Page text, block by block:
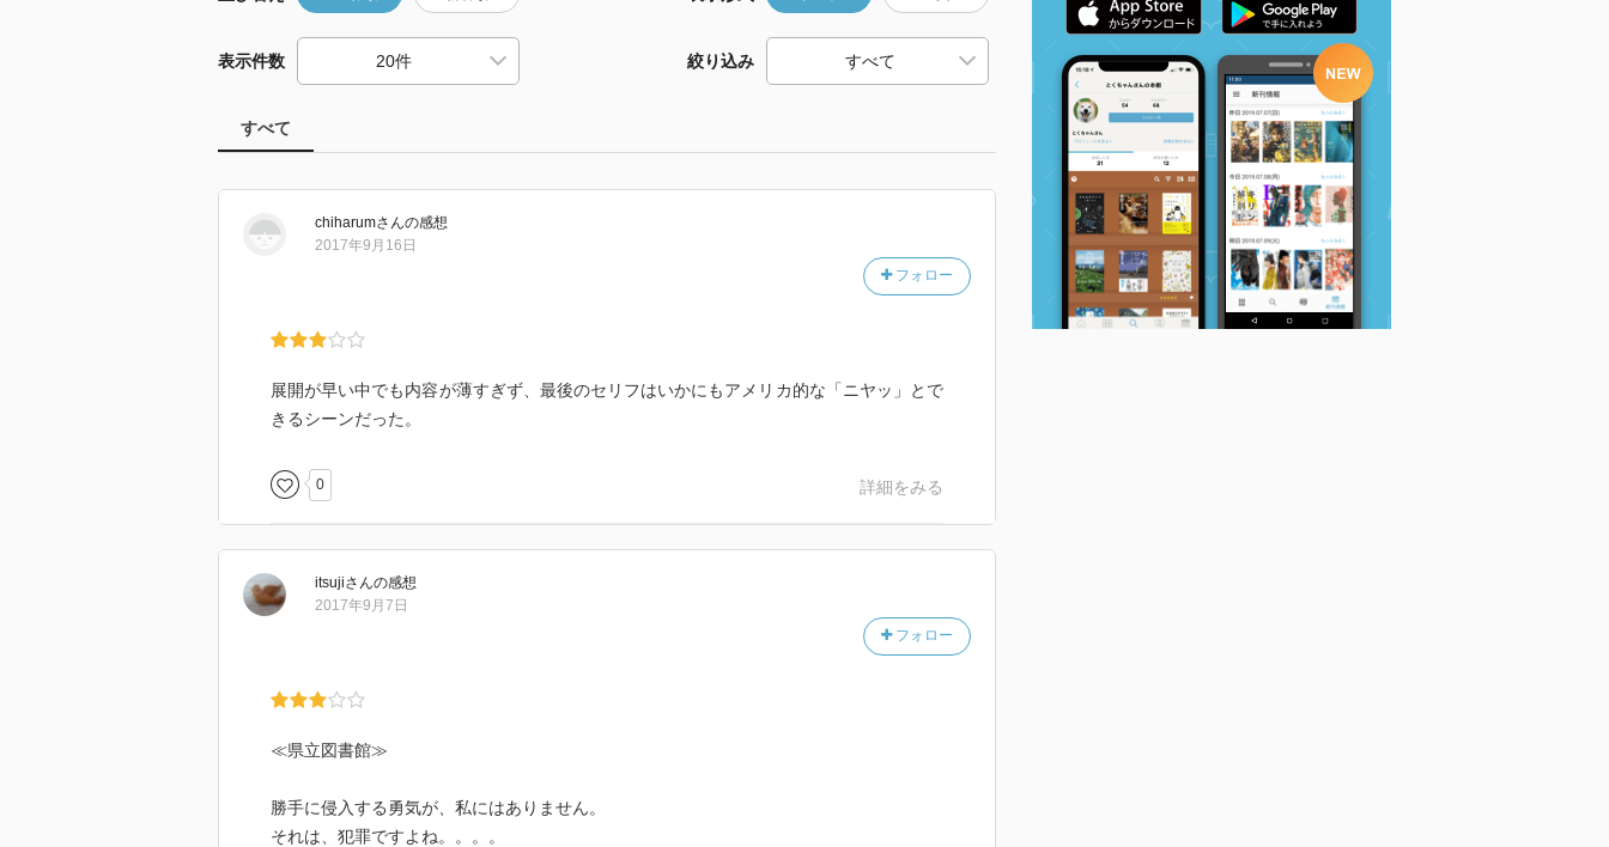
表示件数 絞り込み
すべて
chiharumさんの感想
フォロー
2017年9月16日
展開が早い中でも内容が薄すぎず、最後のセリフはいかにもアメリカ的な「ニヤッ」とで
きるシーンだった。
0 詳細をみる
itsujiさんの感想
フォロー
2017年9月7日
≪県立図書館≫
勝手に侵入する勇気が、私にはありません。
それは、犯罪ですよね。。。。